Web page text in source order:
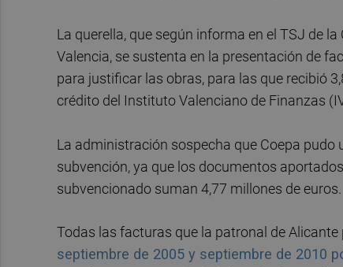
La querella, que según informa en el TSJ de
Valencia, se sustenta en la presentación de
para justificar las obras, para las que recibió
crédito del Instituto Valenciano de Finanzas
La administración sospecha que Coepa
subvención, ya que los documentos
subvencionado suman 4,77 millones de euros.
Todas las facturas que la patronal de
septiembre de 2005 y septiembre de 2010